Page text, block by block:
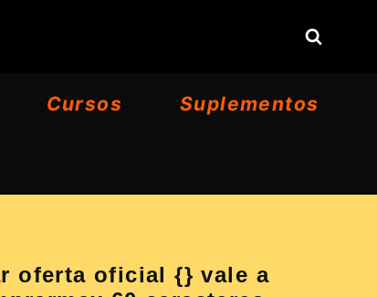
Cursos Suplementos
oferta oficial {} vale a